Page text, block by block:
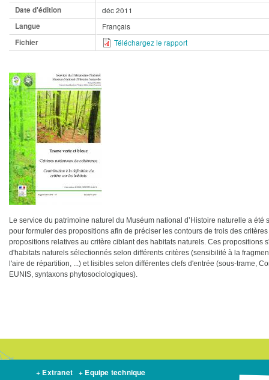
Date d'édition
déc 2011
Langue
Français
Fichier
Téléchargez le rapport
Le service du patrimoine naturel du Muséum national d’Histoire naturelle a
pour formuler des propositions afin de préciser les contours de trois des
propositions relatives au critère ciblant des habitats naturels. Ces propositions
d'habitats naturels sélectionnés selon différents critères (sensibilité à la
l'aire de répartition, ...) et lisibles selon différentes clefs d'entrée (sous-trame,
EUNIS, syntaxons phytosociologiques).
+ Extranet + Equipe technique